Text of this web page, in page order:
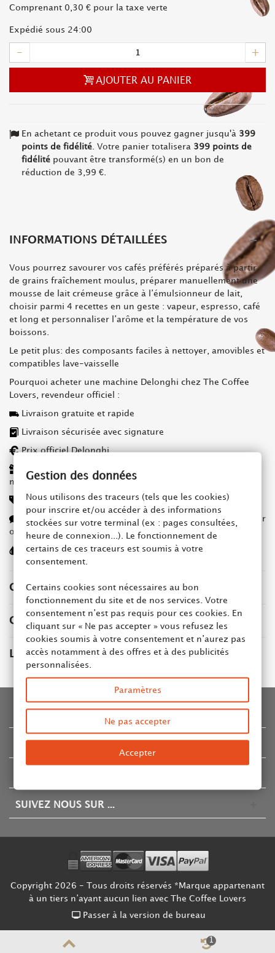
Comprenant 0,30 € pour la taxe verte
Expédié sous 24:00
- +
AJOUTER AU PANIER
En achetant ce produit vous pouvez gagner jusqu'à 399
points de fidélité . Votre panier totalisera 399 points de
fidélité pouvant être transformé(s) en un bon de
réduction de 3,99 €
INFORMATIONS DÉTAILLÉES
Vous pourrez savourer vos cafés préférés préparés à partir
de grains fraîchement moulus, préparer manuellement une
mousse de lait crémeuse grâce à l’émulsionneur de lait,
choisir parmi 4 recettes en un geste : vapeur, espresso, café
et long et personnaliser l’arôme et la température de vos
boissons.
Le petit plus: des composants faciles à nettoyer, amovibles et
compatibles lave-vaisselle
Pourquoi acheter une machine Delonghi chez The Coffee
Lovers, revendeur officiel :
Livraison gratuite et rapide
Livraison sécurisée avec signature
Prix officiel Delonghi
Café offert tout juste torréfié au rendu parfait pour votre
machine automatique
De 3 à 5 ans de garantie sur les machines
Un accompagnement personnalisé grâce à notre sélecteur
ou notre chat
Tous les accessoires pour l'entretien de votre machine
CARACTÉRISTIQUES
COMMENTAIRES(0)
LIVRAISON
SUIVEZ NOUS SUR ...
Copyright 2026 - Tous droits réservés *Marque appartenant
à un tiers n’ayant aucun lien avec The Coffee Lovers
Passer à la version de bureau
1
Gestion des données
Nous utilisons des traceurs (tels que les cookies)
pour inscrire et/ou accéder à des informations
stockées sur votre terminal (ex : pages consultées,
heure de connexion...). Le fonctionnement de
certains de ces traceurs est soumis à votre
consentement.
Certains cookies sont nécessaires au bon
fonctionnement du site et de nos services. Votre
consentement n’est pas requis pour ces cookies. En
cliquant sur « Ne pas accepter » vous refusez les
cookies soumis à votre consentement et n’aurez pas
accès notamment à des offres et à des publicités
personnalisées.
Paramètres
Ne pas accepter
Accepter